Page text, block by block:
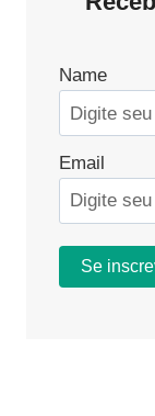
Name
Email